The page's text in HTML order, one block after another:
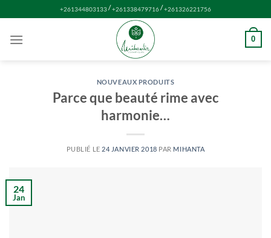
au
contenu
+261344803133/+261338479716/+261326221756
0
NOUVEAUX PRODUITS
Parce que beauté rime avec
harmonie…
PUBLIÉ LE 24 JANVIER 2018 PAR MIHANTA
24
Jan